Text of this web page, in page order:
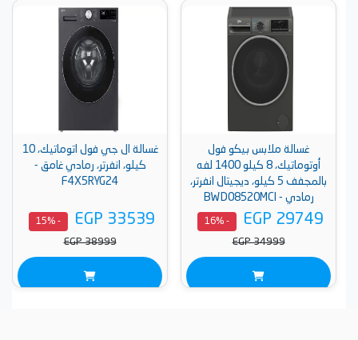
غسالة ملابس بيكو فول
أوتوماتيك، 8 كيلو 1400 لفه
بالمجفف 5 كيلو، ديجيتال انفرتر،
رمادي - BWD08520MCI
EGP 29749
- 16%
EGP 34999
غسالة ال جي فول اتوماتيك، 10
كيلو، انفرتر، رمادي غامق -
F4X5RYG24
EGP 33539
- 15%
EGP 38999